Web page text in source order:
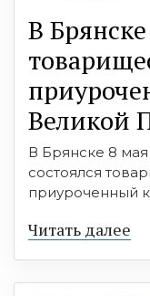
В
Великой
В Брянске 8
состоялся
приуроченный
Читать далее